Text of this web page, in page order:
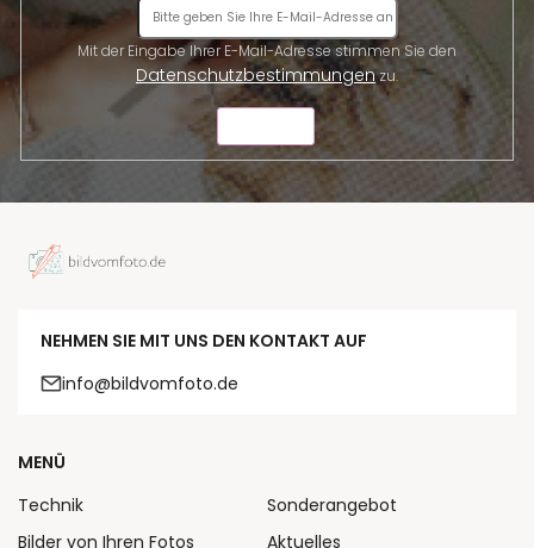
Datenschutzbestimmungenzu.
NEHMEN SIE MIT UNS DEN KONTAKT AUF
info@bildvomfoto.de
MENÜ
Technik
Bilder von Ihren Fotos
Sonderangebot
Aktuelles